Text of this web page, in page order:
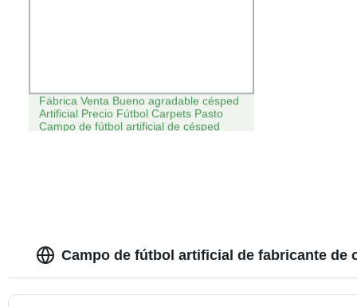
Fábrica Venta Bueno agradable césped
Artificial Precio Fútbol Carpets Pasto
Campo de fútbol artificial de césped
Campo de fútbol artificial de fabricante de